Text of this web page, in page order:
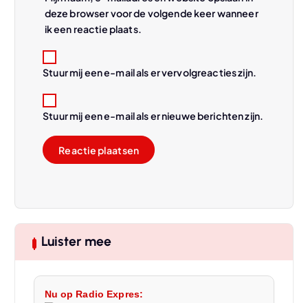
deze browser voor de volgende keer wanneer
ik een reactie plaats.
Stuur mij een e-mail als er vervolgreacties zijn.
Stuur mij een e-mail als er nieuwe berichten zijn.
Luister mee
Nu op Radio Expres: